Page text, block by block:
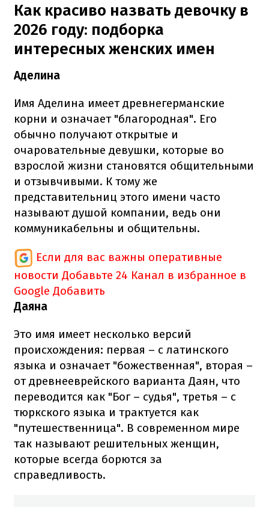
Как красиво назвать девочку в
2026 году: подборка
интересных женских имен
Аделина
Имя Аделина имеет древнегерманские
корни и означает "благородная". Его
обычно получают открытые и
очаровательные девушки, которые во
взрослой жизни становятся общительными
и отзывчивыми. К тому же
представительниц этого имени часто
называют душой компании, ведь они
коммуникабельны и общительны.
Если для вас важны оперативные
новости Добавьте 24 Канал в избранное в
Google Добавить
Даяна
Это имя имеет несколько версий
происхождения: первая – с латинского
языка и означает "божественная", вторая –
от древнееврейского варианта Даян, что
переводится как "Бог – судья", третья – с
тюркского языка и трактуется как
"путешественница". В современном мире
так называют решительных женщин,
которые всегда борются за
справедливость.